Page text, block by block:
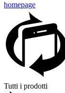
homepage
Tutti i prodotti